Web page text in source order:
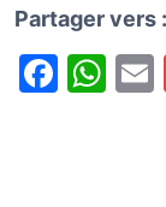
Partager vers :
F
W